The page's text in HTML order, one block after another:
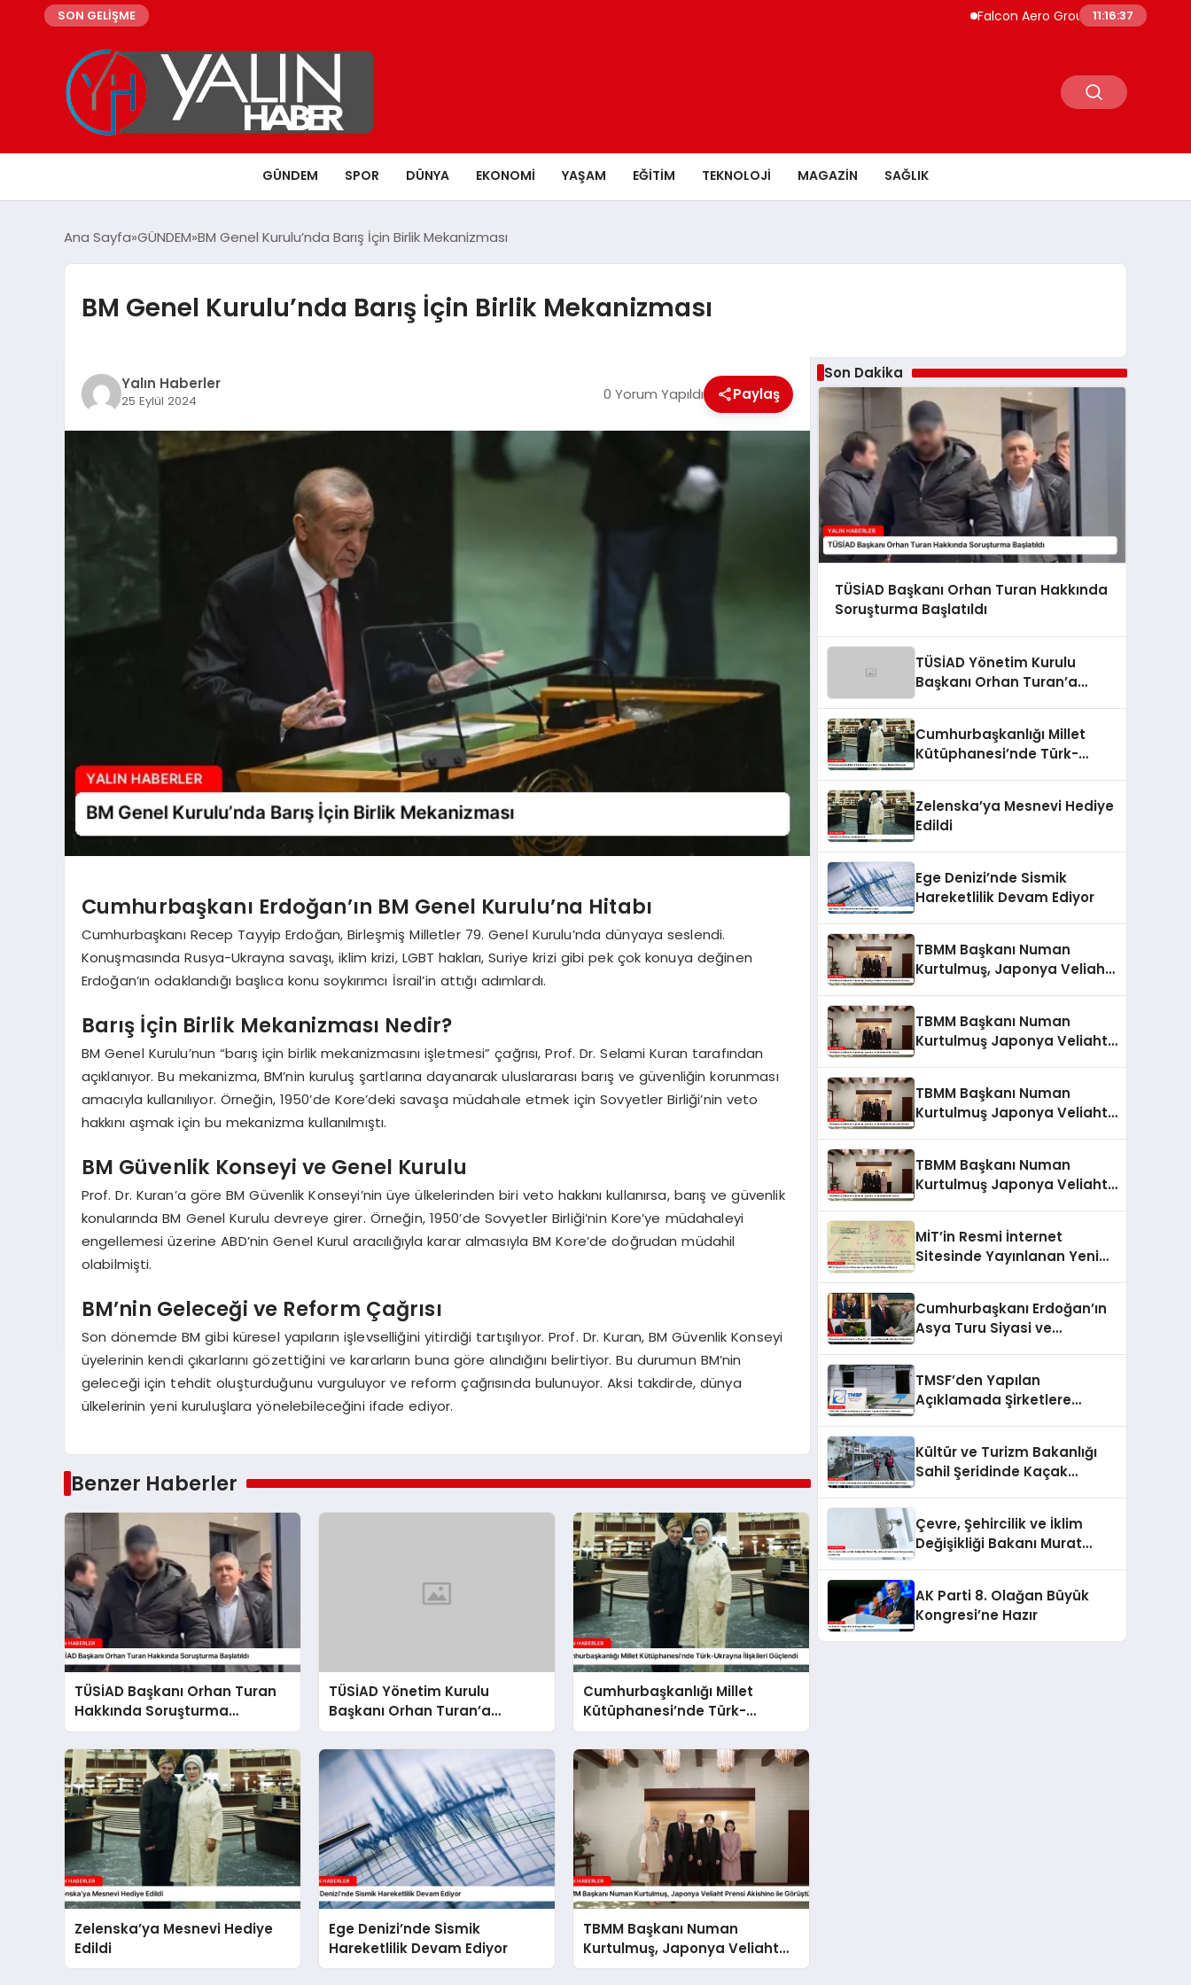
SON GELİŞME Falcon Aero Group, Küresel Havacılık
11:16:38
GÜNDEM SPOR DÜNYA EKONOMİ YAŞAM EĞİTİM TEKNOLOJİ MAGAZİN SAĞLIK
Ana Sayfa GÜNDEM BM Genel Kurulu’nda Barış İçin Birlik Mekanizması
BM Genel Kurulu’nda Barış İçin Birlik Mekanizması
Yalın Haberler
25 Eylül 2024 0 Yorum Yapıldı Paylaş
Cumhurbaşkanı Erdoğan’ın BM Genel Kurulu’na Hitabı
Cumhurbaşkanı Recep Tayyip Erdoğan, Birleşmiş Milletler 79. Genel Kurulu’nda dünyaya seslendi.
Konuşmasında Rusya-Ukrayna savaşı, iklim krizi, LGBT hakları, Suriye krizi gibi pek çok konuya değinen
Erdoğan’ın odaklandığı başlıca konu soykırımcı İsrail’in attığı adımlardı.
Barış İçin Birlik Mekanizması Nedir?
BM Genel Kurulu’nun “barış için birlik mekanizmasını işletmesi” çağrısı, Prof. Dr. Selami Kuran tarafından
açıklanıyor. Bu mekanizma, BM’nin kuruluş şartlarına dayanarak uluslararası barış ve güvenliğin korunması
amacıyla kullanılıyor. Örneğin, 1950’de Kore’deki savaşa müdahale etmek için Sovyetler Birliği’nin veto
hakkını aşmak için bu mekanizma kullanılmıştı.
BM Güvenlik Konseyi ve Genel Kurulu
Prof. Dr. Kuran’a göre BM Güvenlik Konseyi’nin üye ülkelerinden biri veto hakkını kullanırsa, barış ve güvenlik
konularında BM Genel Kurulu devreye girer. Örneğin, 1950’de Sovyetler Birliği’nin Kore’ye müdahaleyi
engellemesi üzerine ABD’nin Genel Kurul aracılığıyla karar almasıyla BM Kore’de doğrudan müdahil
olabilmişti.
BM’nin Geleceği ve Reform Çağrısı
Son dönemde BM gibi küresel yapıların işlevselliğini yitirdiği tartışılıyor. Prof. Dr. Kuran, BM Güvenlik Konseyi
üyelerinin kendi çıkarlarını gözettiğini ve kararların buna göre alındığını belirtiyor. Bu durumun BM’nin
geleceği için tehdit oluşturduğunu vurguluyor ve reform çağrısında bulunuyor. Aksi takdirde, dünya
ülkelerinin yeni kuruluşlara yönelebileceğini ifade ediyor.
Benzer Haberler
TÜSİAD Başkanı Orhan Turan
Hakkında Soruşturma
Başlatıldı
TÜSİAD Yönetim Kurulu
Başkanı Orhan Turan’a
Soruşturma
Cumhurbaşkanlığı Millet
Kütüphanesi’nde Türk-
Ukrayna İlişkileri Güçlendi
Zelenska’ya Mesnevi Hediye
Edildi
Ege Denizi’nde Sismik
Hareketlilik Devam Ediyor
TBMM Başkanı Numan
Kurtulmuş, Japonya Veliaht
Prensi Akishino ile Görüştü
Son Dakika
TÜSİAD Başkanı Orhan Turan Hakkında
Soruşturma Başlatıldı
TÜSİAD Yönetim Kurulu
Başkanı Orhan Turan’a
Cumhurbaşkanlığı Millet
Kütüphanesi’nde Türk-
Zelenska’ya Mesnevi Hediye
Edildi
Ege Denizi’nde Sismik
Hareketlilik Devam Ediyor
TBMM Başkanı Numan
Kurtulmuş, Japonya Veliaht
TBMM Başkanı Numan
Kurtulmuş Japonya Veliaht
TBMM Başkanı Numan
Kurtulmuş Japonya Veliaht
TBMM Başkanı Numan
Kurtulmuş Japonya Veliaht
MİT’in Resmi İnternet
Sitesinde Yayınlanan Yeni
Cumhurbaşkanı Erdoğan’ın
Asya Turu Siyasi ve
TMSF’den Yapılan
Açıklamada Şirketlere
Kültür ve Turizm Bakanlığı
Sahil Şeridinde Kaçak
Çevre, Şehircilik ve İklim
Değişikliği Bakanı Murat
AK Parti 8. Olağan Büyük
Kongresi’ne Hazır